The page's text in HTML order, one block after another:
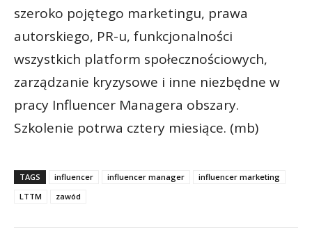
szeroko pojętego marketingu, prawa
autorskiego, PR-u, funkcjonalności
wszystkich platform społecznościowych,
zarządzanie kryzysowe i inne niezbędne w
pracy Influencer Managera obszary.
Szkolenie potrwa cztery miesiące. (mb)
TAGS influencer influencer manager
influencer marketing
LTTM
zawód